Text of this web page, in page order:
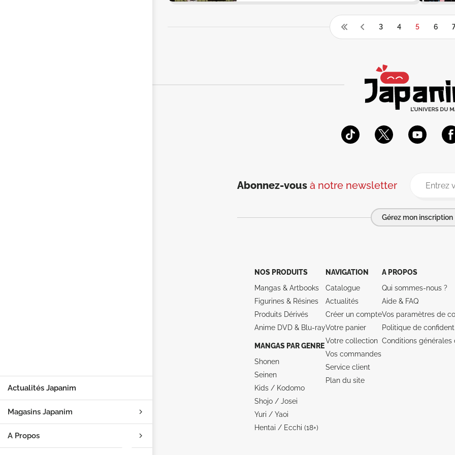
Actualités Japanim
Magasins Japanim
A Propos
3 4 5 6
Abonnez-vous à notre newsletter
Gérez mon inscription
NOS PRODUITS
Mangas & Artbooks
Figurines & Résines
Produits Dérivés
Anime DVD & Blu‑ray
MANGAS PAR GENRE
Shonen
Seinen
Kids / Kodomo
Shojo / Josei
Yuri / Yaoi
Hentai / Ecchi (18+)
NAVIGATION
Catalogue
Actualités
Créer un compte
Votre panier
Votre collection
Vos commandes
Service client
Plan du site
A PROPOS
Qui sommes-nous ?
Aide & FAQ
Vos paramètres de
Politique de
Conditions générales